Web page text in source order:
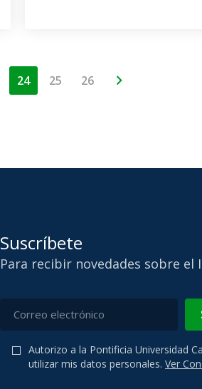
24 25 26
Suscríbete
Para recibir novedades sobre el
Autorizo a la Pontificia Universidad
utilizar mis datos personales.Ver